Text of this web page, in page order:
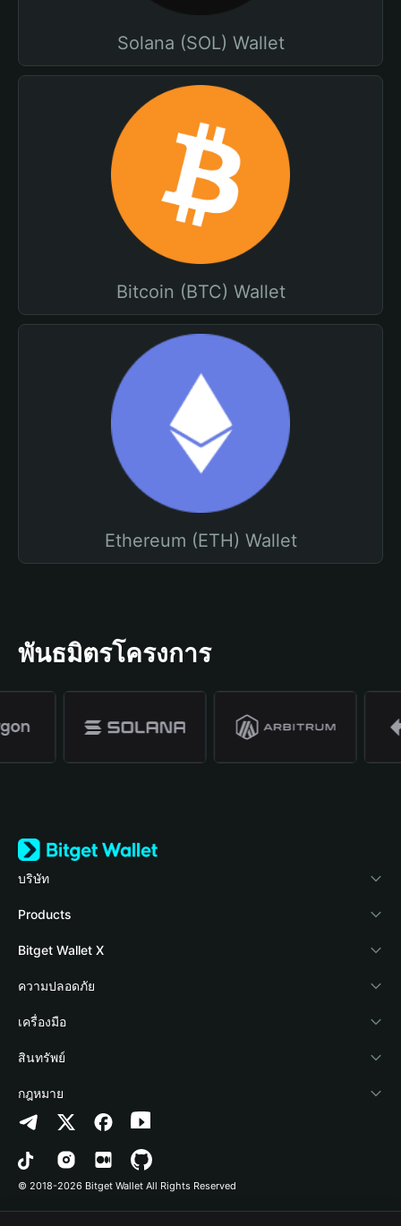
Solana (SOL) Wallet
Bitcoin (BTC) Wallet
Ethereum (ETH) Wallet
พันธมิตรโครงการ
บริษัท
เกี่ยวกับ Bitget Wallet
Blog
Academy
ข่าวสารด้านคริปโต
ศูนย์ช่วยเหลือ
ติดต่อเรา
ทรัพยากรข้อมูลของแบรนด์
อาชีพ
Products
Crypto Card
Stablecoin Earn
Payfi Crypto
Crypto Swap API
Altcoin Season Index
Prediction Markets
DApp
Bitget Wallet X
นักพัฒนา
เชื่อมต่อ Wallet
Bitget Wallet Pay
ลิสต์โปรเจกต์
ความปลอดภัย
Protection Fund
เทคโนโลยีความปลอดภัย
เครื่องมือ
ซื้อคริปโต
การตรวจจับการอนุญาต
การตรวจจับสัญญา
การโอนเป็นชุด
สินทรัพย์
Arbitrum
Avalanche
Bitcoin
กฎหมาย
นโยบายความเป็นส่วนตัว
ข้อตกลงในการใช้บริการ
© 2018-2026 Bitget Wallet All Rights Reserved